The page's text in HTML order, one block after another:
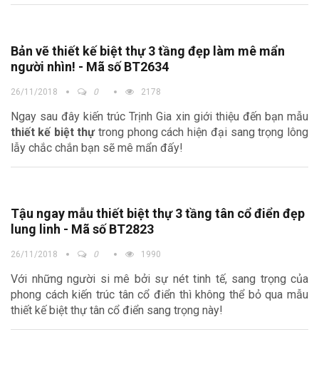
Bản vẽ thiết kế biệt thự 3 tầng đẹp làm mê mẩn
người nhìn! - Mã số BT2634
26/11/2018 0 2178
Ngay sau đây kiến trúc Trịnh Gia xin giới thiệu đến bạn mẫu
thiết kế biệt thựtrong phong cách hiện đại sang trọng lông
lẫy chắc chắn bạn sẽ mê mẩn đấy!
Tậu ngay mẫu thiết biệt thự 3 tầng tân cổ điển đẹp
lung linh - Mã số BT2823
26/11/2018 0 1990
Với những người si mê bởi sự nét tinh tế, sang trọng của
phong cách kiến trúc tân cổ điển thì không thể bỏ qua mẫu
thiết kế biệt thự tân cổ điển sang trọng này!